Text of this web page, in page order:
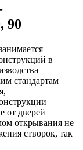
90
в
стандартам
от дверей
открывания не
створок, так